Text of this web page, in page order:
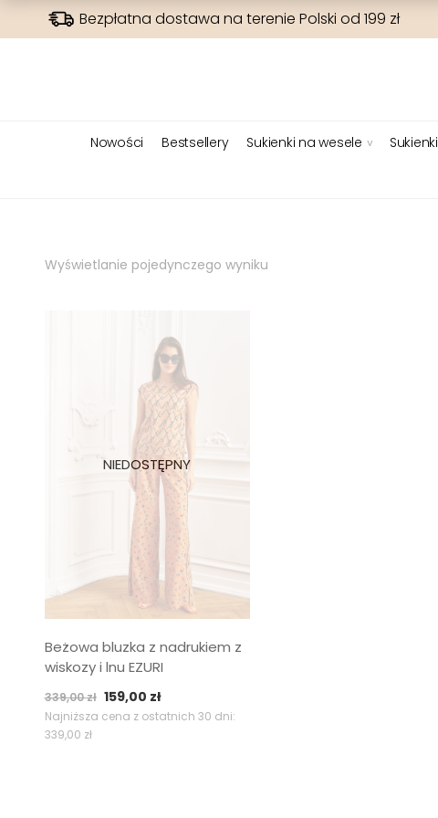
Bezpłatna dostawa na terenie Polski od 199 zł
Nowości Bestsellery Sukienki na wesele Sukienki
Wyświetlanie pojedynczego wyniku
Beżowa bluzka z nadrukiem z
wiskozy i lnu EZURI
339,00zł Pierwotna
cena
159,00 złAktualna
cena
Najniższa cena z ostatnich 30 dni:
339,00 zł